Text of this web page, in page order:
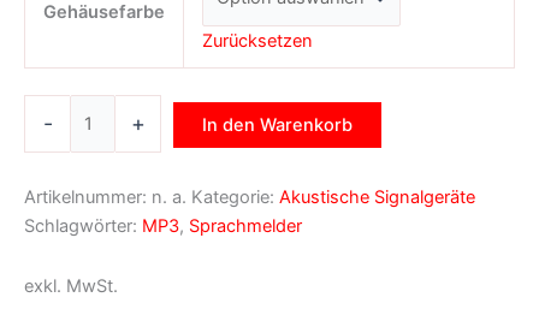
Gehäusefarbe
Zurücksetzen
- + In den Warenkorb
Artikelnummer: n. a. Kategorie: Akustische Signalgeräte
Schlagwörter: MP3, Sprachmelder
exkl. MwSt.